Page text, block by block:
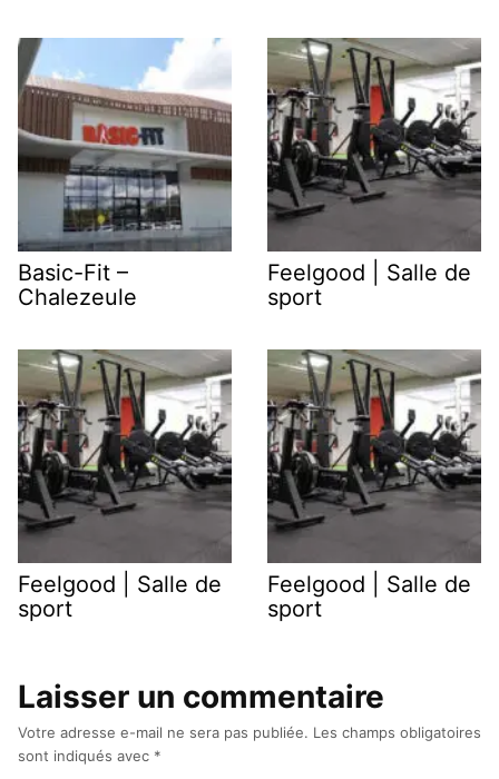
Basic-Fit –
Chalezeule
Feelgood | Salle de
sport
Feelgood | Salle de
sport
Feelgood | Salle de
sport
Laisser un commentaire
Votre adresse e-mail ne sera pas publiée. Les champs obligatoires
sont indiqués avec *